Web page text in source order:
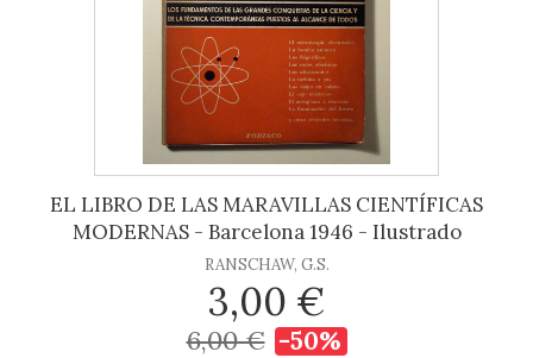
EL LIBRO DE LAS MARAVILLAS CIENTÍFICAS
MODERNAS - Barcelona 1946 - Ilustrado
RANSCHAW, G.S.
3,00 €
6,00 € -50%